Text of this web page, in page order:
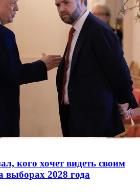
кого хочет видеть своим
выборах 2028 года